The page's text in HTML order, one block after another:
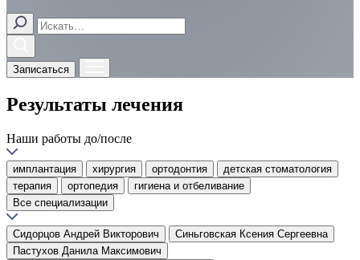
Записаться
Результаты лечения
Наши работы до/после
имплантация хирургия ортодонтия
детская стоматология
терапия
ортопедия
гигиена и отбеливание
Все специализации
Сидорцов Андрей Викторович
Синьговская Ксения Сергеевна
Пастухов Данила Максимович